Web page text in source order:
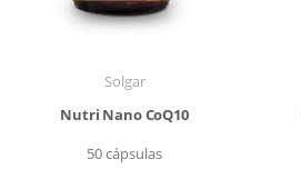
Solgar
Nutri Nano CoQ10
50 cápsulas